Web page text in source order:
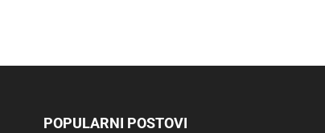
POPULARNI POSTOVI